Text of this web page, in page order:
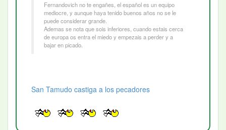
Fernandovich no te engañes, el español es un equipo
mediocre, y aunque haya tenido buenos años no se le
puede considerar grande.
Ademas se nota que sois inferiores, cuando estais cerca
de europa os entra el miedo y empezais a perder y a
bajar en picado.
San Tamudo castiga a los pecadores